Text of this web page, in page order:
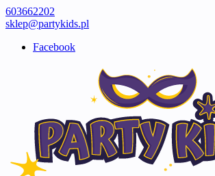
603662202
sklep@partykids.pl
Facebook